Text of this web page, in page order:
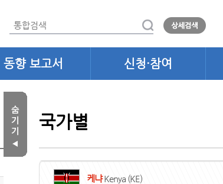
동향 보고서 신청·참여
국가별
케냐Kenya (KE)